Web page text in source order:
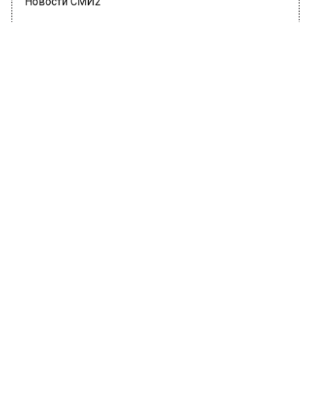
Новости СМИ2